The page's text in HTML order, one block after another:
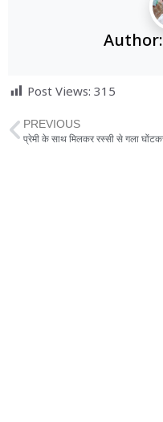
Author:
Post Views: 315
PREVIOUS